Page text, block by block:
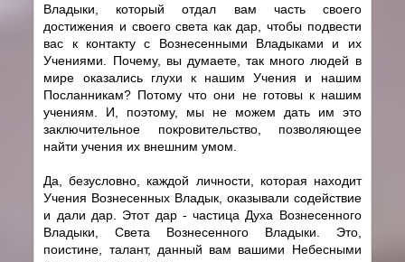
Владыки, который отдал вам часть своего
достижения и своего света как дар, чтобы подвести
вас к контакту с Вознесенными Владыками и их
Учениями. Почему, вы думаете, так много людей в
мире оказались глухи к нашим Учения и нашим
Посланникам? Потому что они не готовы к нашим
учениям. И, поэтому, мы не можем дать им это
заключительное покровительство, позволяющее
найти учения их внешним умом.
Да, безусловно, каждой личности, которая находит
Учения Вознесенных Владык, оказывали содействие
и дали дар. Этот дар - частица Духа Вознесенного
Владыки, Света Вознесенного Владыки. Это,
поистине, талант, данный вам вашими Небесными